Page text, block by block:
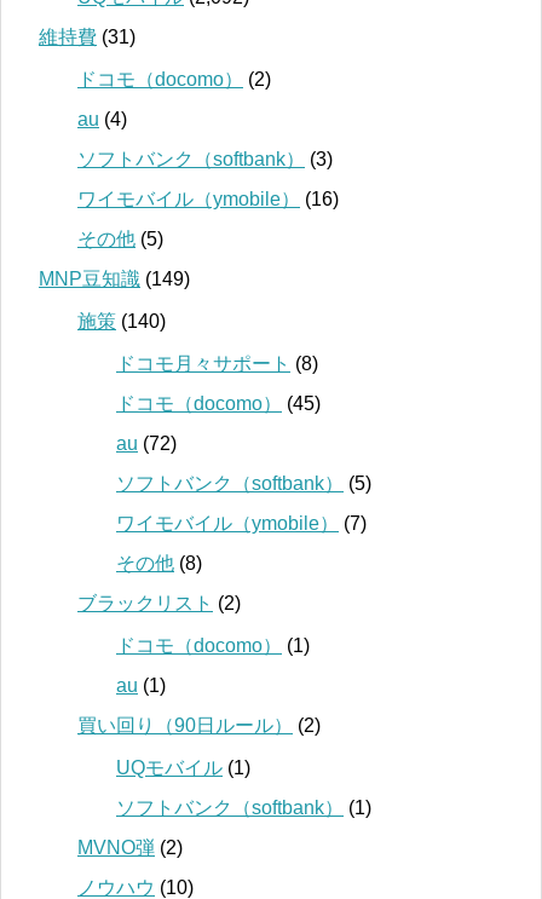
維持費 (31)
ドコモ（docomo）
(2)
au (4)
ソフトバンク（softbank）
(3)
ワイモバイル（ymobile）
(16)
その他 (5)
MNP豆知識 (149)
施策 (140)
ドコモ月々サポート (8)
ドコモ（docomo）
(45)
au (72)
ソフトバンク（softbank）
(5)
ワイモバイル（ymobile）
(7)
その他 (8)
ブラックリスト (2)
ドコモ（docomo）
(1)
au (1)
買い回り（90日ルール）
(2)
UQモバイル (1)
ソフトバンク（softbank）
(1)
MVNO弾 (2)
ノウハウ (10)